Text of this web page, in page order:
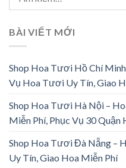
BÀI VIẾT MỚI
Shop Hoa Tươi Hồ Chí
Vụ Hoa Tươi Uy Tín, Giao
Shop Hoa Tươi Hà Nội –
Miễn Phí, Phục Vụ 30 Quận
Shop Hoa Tươi Đà Nẵng –
Uy Tín, Giao Hoa Miễn Phí